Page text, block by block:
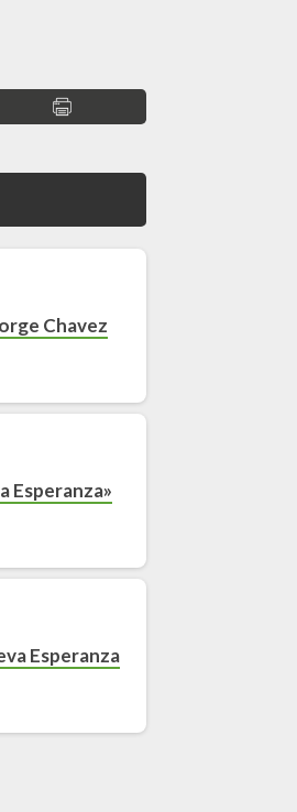
Chavez
Esperanza»
Esperanza